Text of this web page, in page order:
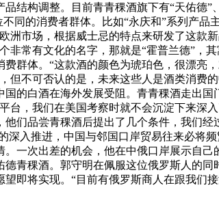
结构调整。目前青青稞酒旗下有“天佑德”
同的消费者群体。比如“永庆和”系列产品
市场，根据威士忌的特点来研发了这款
常有文化的名字，那就是“霍普兰德”，
群体。“这款酒的颜色为琥珀色，很漂亮
不可否认的是，未来这些人是酒类消费
的白酒在海外发展受阻。青青稞酒走出
，我们在美国考察时就不会沉淀下来深入
们品尝青稞酒后提出了几个条件，我们经
入推进，中国与邻国口岸贸易往来必将
一次出差的机会，他在中俄口岸展示自
青稞酒。郭守明在佩服这位俄罗斯人的同
即将实现。“目前有俄罗斯商人在跟我们